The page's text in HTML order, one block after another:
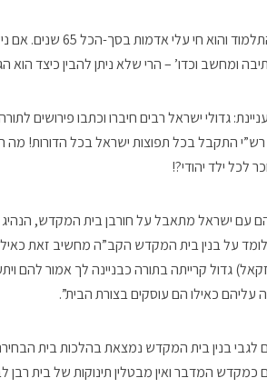
רש”י כתב פירוש על כל
ומחשב וכדו’ – הרי שלא ניתן להבין כיצד הוא
גדולי ישראל רבים חיברו וכתבו פירושים
רש”י התקבל בכל תפוצות ישראל בכל הדורות! מה
לכל ילד יהודי?!
עם ישראל מתאבל על חורבן בית המקדש, הנהיג
על בנין בית המקדש הקב”ה מחשיב זאת
גדול קרייתה בתורה כבניינה לך אמור להם
כאילו הם עוסקים בצורת הבית”.
לגבי בנין בית המקדש נמצאת בהלכות בית
המדבר ואין מבטלין תינוקות של בית רבן